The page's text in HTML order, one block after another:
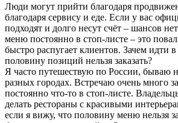
Люди могут прийти благодаря
благодаря сервису и еде. Если у вас
подходят и долго несут счёт – шансов
меню постоянно в стоп-листе – это
быстро распугает клиентов. Зачем идти в
половину позиций нельзя заказать?
Я часто путешествую по России, бываю
разных городах. Встречаю очень много
постоянно что-то в стоп-листе.
делать рестораны с красивыми
если я вижу, что половину меню нельзя